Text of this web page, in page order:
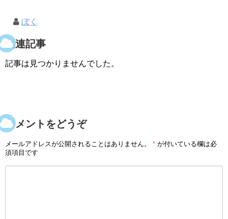
ぼく
関連記事
記事は見つかりませんでした。
コメントをどうぞ
メールアドレスが公開されることはありません。 * が付いている欄は必
須項目です